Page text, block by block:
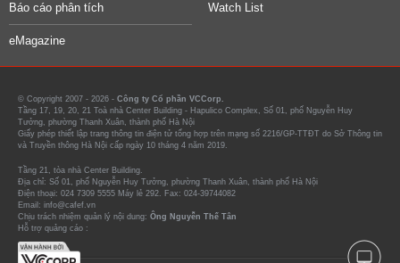
Báo cáo phân tích Watch List
eMagazine
© Copyright 2007 - 2026 - Công ty Cổ phần VCCorp.
Tầng 17, 19, 20, 21 Toà nhà Center Building - Hapulico Complex, Số 01, phố Nguyễn Huy
Tưởng, phường Thanh Xuân, thành phố Hà Nội
Giấy phép thiết lập trang thông tin điện tử tổng hợp trên mạng số 2216/GP-TTĐT do Sở Thông tin
và Truyền thông Hà Nội cấp ngày 10 tháng 4 năm 2019.
Tầng 21, tòa nhà Center Building.
Địa chỉ: Số 01, phố Nguyễn Huy Tưởng, phường Thanh Xuân, thành phố Hà Nội
Điện thoại: 024 7309 5555 Máy lẻ 292. Fax: 024-39744082
Email: info@cafef.vn
Chịu trách nhiệm quản lý nội dung: Ông Nguyễn Thế Tân
Hỗ trợ quảng cáo :